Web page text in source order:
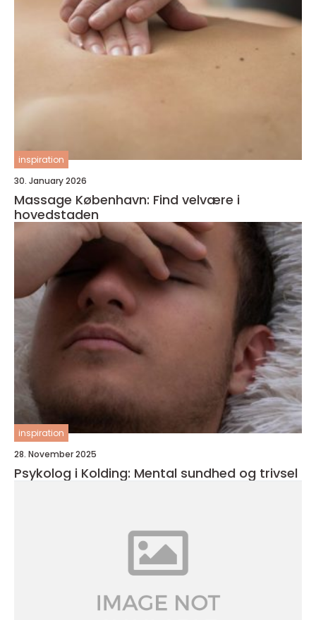
inspiration
30. January 2026
Massage København: Find velvære i
hovedstaden
inspiration
28. November 2025
Psykolog i Kolding: Mental sundhed og trivsel